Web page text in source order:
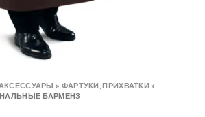
» ФАРТУКИ, ПРИХВАТКИ »
БАРМЕН3